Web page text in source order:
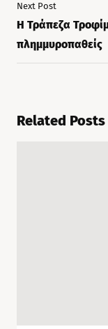
Next Post
Η Τράπεζα
πλημμυροπαθείς
Related Posts